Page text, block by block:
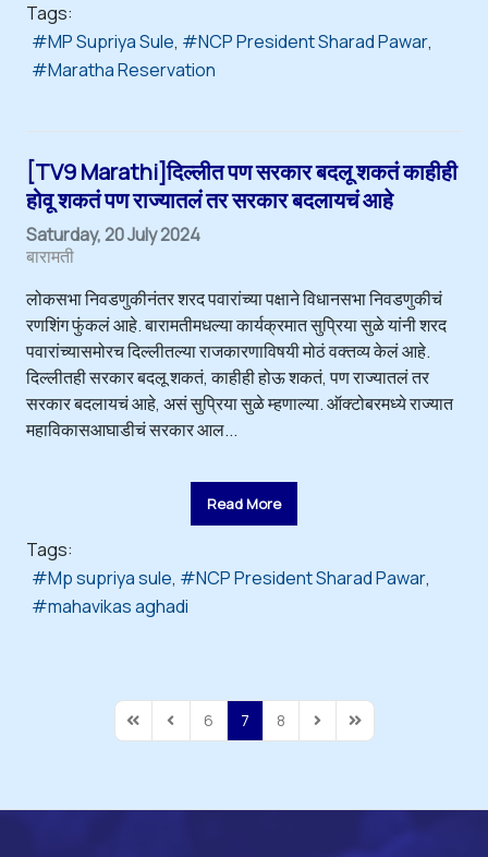
Tags:
MP Supriya Sule
NCP President Sharad Pawar
Maratha Reservation
[TV9 Marathi]दिल्लीत पण सरकार बदलू शकतं काहीही
होवू शकतं पण राज्यातलं तर सरकार बदलायचं आहे
Saturday, 20 July 2024
बारामती
लोकसभा निवडणुकीनंतर शरद पवारांच्या पक्षाने विधानसभा निवडणुकीचं
रणशिंग फुंकलं आहे. बारामतीमधल्या कार्यक्रमात सुप्रिया सुळे यांनी शरद
पवारांच्यासमोरच दिल्लीतल्या राजकारणाविषयी मोठं वक्तव्य केलं आहे.
दिल्लीतही सरकार बदलू शकतं, काहीही होऊ शकतं, पण राज्यातलं तर
सरकार बदलायचं आहे, असं सुप्रिया सुळे म्हणाल्या. ऑक्टोबरमध्ये राज्यात
महाविकासआघाडीचं सरकार आल...
Read More
Tags:
Mp supriya sule
NCP President Sharad Pawar
mahavikas aghadi
First PagePrevious Page
6 7 8 Next PageLast Page